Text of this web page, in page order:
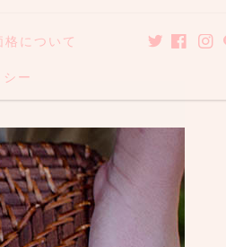
格について
ー